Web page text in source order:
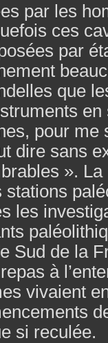
par les
ces
par
que
pour me
dire sans
».
stations
les
Sud de la
à
vivaient
si reculée.